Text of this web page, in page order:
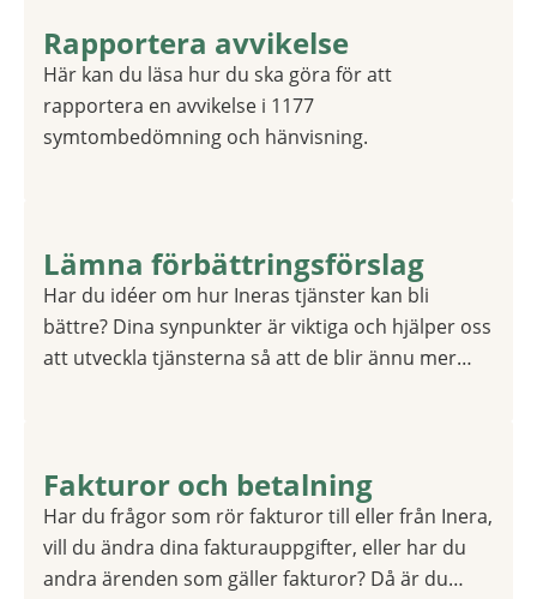
1 av 1
Rapportera avvikelse
Här kan du läsa hur du ska göra för att
rapportera en avvikelse i 1177
symtombedömning och hänvisning.
1 av 1
Lämna förbättringsförslag
Har du idéer om hur Ineras tjänster kan bli
bättre? Dina synpunkter är viktiga och hjälper oss
att utveckla tjänsterna så att de blir ännu mer
1 av 1
Fakturor och betalning
Har du frågor som rör fakturor till eller från Inera,
vill du ändra dina fakturauppgifter, eller har du
andra ärenden som gäller fakturor? Då är du